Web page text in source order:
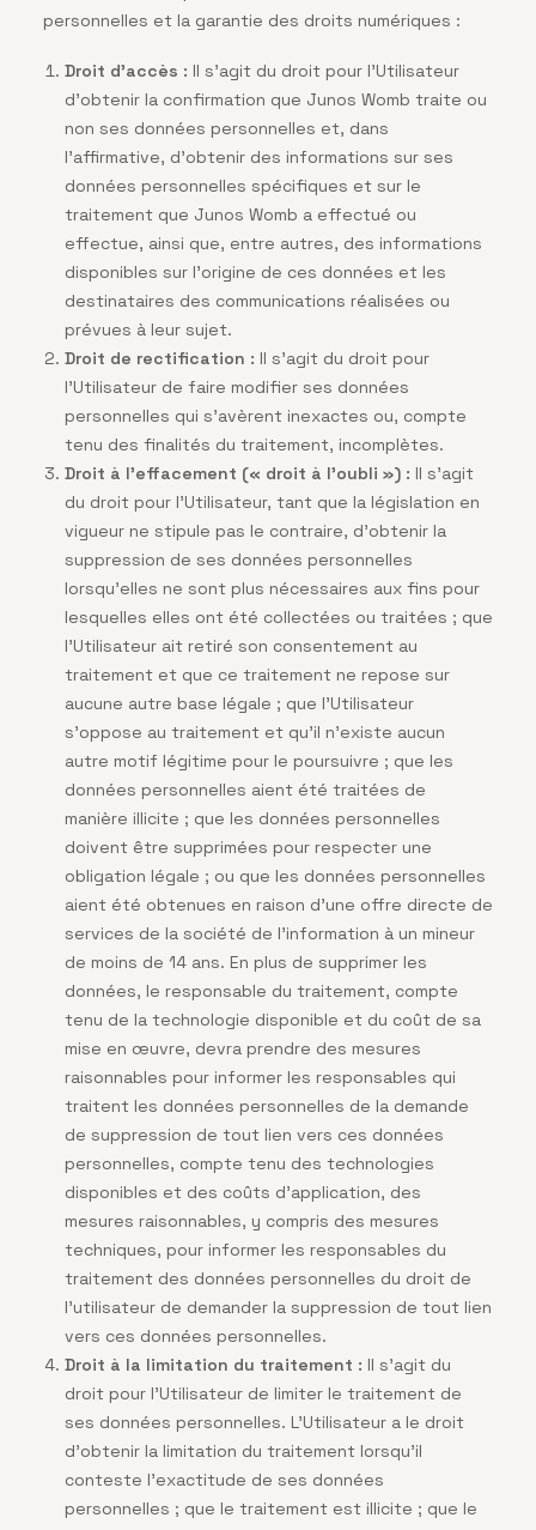
personnelles et la garantie des droits numériques :
Droit d’accès : Il s’agit du droit pour l’Utilisateur
d’obtenir la confirmation que Junos Womb traite ou
non ses données personnelles et, dans
l’affirmative, d’obtenir des informations sur ses
données personnelles spécifiques et sur le
traitement que Junos Womb a effectué ou
effectue, ainsi que, entre autres, des informations
disponibles sur l’origine de ces données et les
destinataires des communications réalisées ou
prévues à leur sujet.
Droit de rectification : Il s’agit du droit pour
l’Utilisateur de faire modifier ses données
personnelles qui s’avèrent inexactes ou, compte
tenu des finalités du traitement, incomplètes.
Droit à l’effacement (« droit à l’oubli ») : Il s’agit
du droit pour l’Utilisateur, tant que la législation en
vigueur ne stipule pas le contraire, d’obtenir la
suppression de ses données personnelles
lorsqu’elles ne sont plus nécessaires aux fins pour
lesquelles elles ont été collectées ou traitées ; que
l’Utilisateur ait retiré son consentement au
traitement et que ce traitement ne repose sur
aucune autre base légale ; que l’Utilisateur
s’oppose au traitement et qu’il n’existe aucun
autre motif légitime pour le poursuivre ; que les
données personnelles aient été traitées de
manière illicite ; que les données personnelles
doivent être supprimées pour respecter une
obligation légale ; ou que les données personnelles
aient été obtenues en raison d’une offre directe de
services de la société de l’information à un mineur
de moins de 14 ans. En plus de supprimer les
données, le responsable du traitement, compte
tenu de la technologie disponible et du coût de sa
mise en œuvre, devra prendre des mesures
raisonnables pour informer les responsables qui
traitent les données personnelles de la demande
de suppression de tout lien vers ces données
personnelles, compte tenu des technologies
disponibles et des coûts d’application, des
mesures raisonnables, y compris des mesures
techniques, pour informer les responsables du
traitement des données personnelles du droit de
l’utilisateur de demander la suppression de tout lien
vers ces données personnelles.
Droit à la limitation du traitement : Il s’agit du
droit pour l’Utilisateur de limiter le traitement de
ses données personnelles. L’Utilisateur a le droit
d’obtenir la limitation du traitement lorsqu’il
conteste l’exactitude de ses données
personnelles ; que le traitement est illicite ; que le